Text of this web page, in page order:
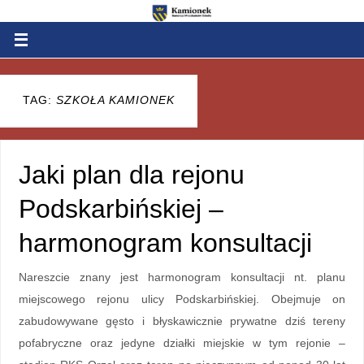
TAG: SZKOŁA KAMIONEK
Jaki plan dla rejonu
Podskarbińskiej –
harmonogram konsultacji
Nareszcie znany jest harmonogram konsultacji nt. planu
miejscowego rejonu ulicy Podskarbińskiej. Obejmuje on
zabudowywane gęsto i błyskawicznie prywatne dziś tereny
pofabryczne oraz jedyne działki miejskie w tym rejonie –